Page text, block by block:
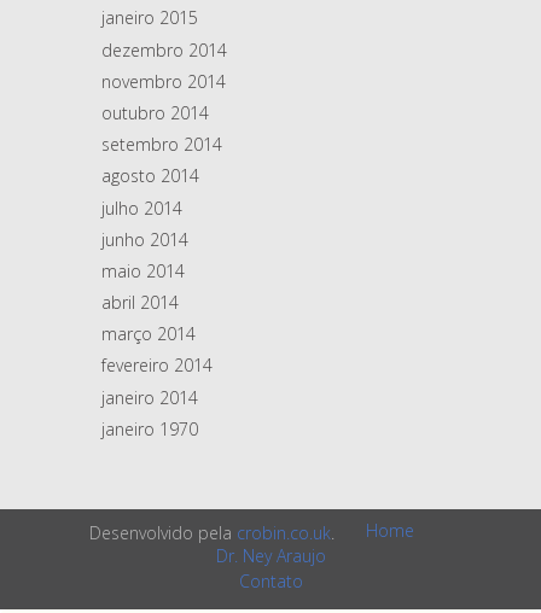
janeiro 2015
dezembro 2014
novembro 2014
outubro 2014
setembro 2014
agosto 2014
julho 2014
junho 2014
maio 2014
abril 2014
março 2014
fevereiro 2014
janeiro 2014
janeiro 1970
Desenvolvido pela crobin.co.uk.
Home
Dr. Ney Araujo
Contato